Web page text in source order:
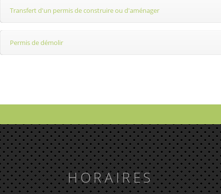
Transfert d'un permis de construire ou d'aménager
Permis de démolir
HORAIRES